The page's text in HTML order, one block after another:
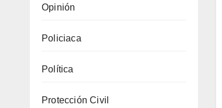
Opinión
Policiaca
Política
Protección Civil